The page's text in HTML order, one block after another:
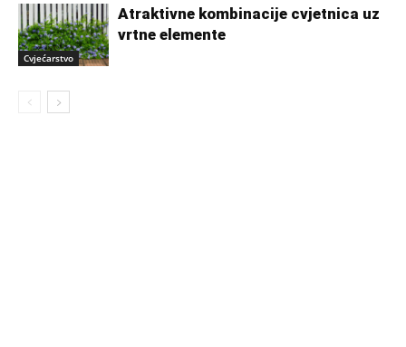
Cvjećarstvo
Atraktivne kombinacije cvjetnica uz
vrtne elemente